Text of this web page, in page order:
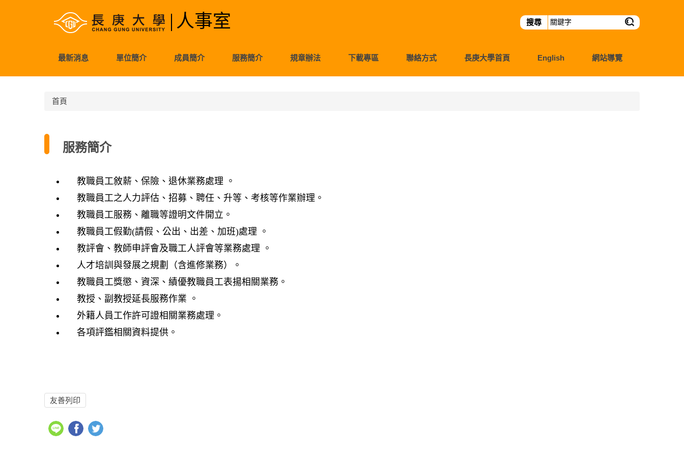
區
人事室
最新消息 單位簡介 成員簡介 服務簡介 規章辦法 下載專區 聯絡方式 長庚大學首頁 English 網站導覽
首頁
服務簡介
教職員工敘薪、保險、退休業務處理 。
教職員工之人力評估、招募、聘任、升等、考核等作業辦理。
教職員工服務、離職等證明文件開立。
教職員工假勤(請假、公出、出差、加班)處理 。
教評會、教師申評會及職工人評會等業務處理 。
人才培訓與發展之規劃（含進修業務）。
教職員工獎懲、資深、績優教職員工表揚相關業務。
教授、副教授延長服務作業 。
外籍人員工作許可證相關業務處理。
各項評鑑相關資料提供。
友善列印